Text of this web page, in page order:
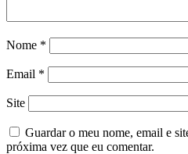
Nome *
Email *
Site
Guardar o meu nome, email e
próxima vez que eu comentar.